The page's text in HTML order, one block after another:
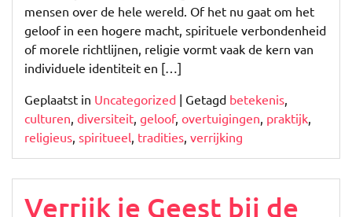
mensen over de hele wereld. Of het nu gaat om het
geloof in een hogere macht, spirituele verbondenheid
of morele richtlijnen, religie vormt vaak de kern van
individuele identiteit en […]
Geplaatst in Uncategorized | Getagd betekenis
culturen diversiteit geloof, overtuigingen praktijk
religieus spiritueel tradities verrijking
Verrijk je Geest bij de